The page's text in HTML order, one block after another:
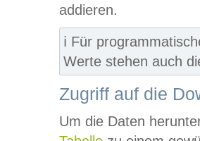
addieren.
ℹ️ Für
Werte stehen auch
Zugriff auf die
Um die Daten